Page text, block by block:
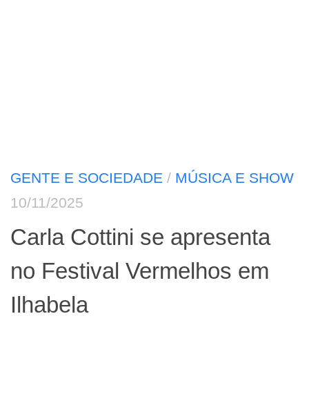
GENTE E SOCIEDADE / MÚSICA E SHOW
10/11/2025
Carla Cottini se apresenta
no Festival Vermelhos em
Ilhabela